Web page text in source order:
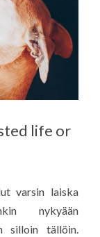
life or
varsin laiska
nykyään
silloin tällöin.